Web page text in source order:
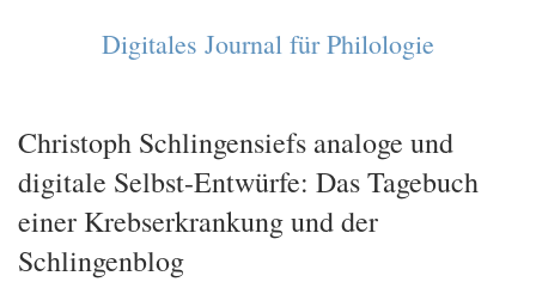
Digitales Journal für Philologie
Christoph Schlingensiefs analoge und
digitale Selbst-Entwürfe: Das Tagebuch
einer Krebserkrankung und der
Schlingenblog